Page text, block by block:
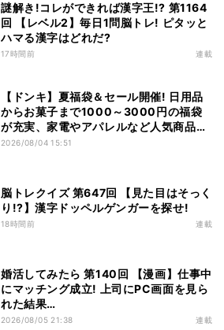
謎解き!コレができれば漢字王!? 第1164
回 【レベル2】毎日1問脳トレ! ピタッと
ハマる漢字はどれだ?
17時間前 連載
【ドンキ】夏福袋＆セール開催! 日用品
からお菓子まで1000～3000円の福袋
が充実、家電やアパレルなど人気商品も
特価
2026/08/04 15:51
脳トレクイズ 第647回 【見た目はそっく
り!?】漢字ドッペルゲンガーを探せ!
18時間前 連載
婚活してみたら 第140回 【漫画】仕事中
にマッチング成立! 上司にPC画面を見ら
れた結果…
2026/08/05 21:38 連載